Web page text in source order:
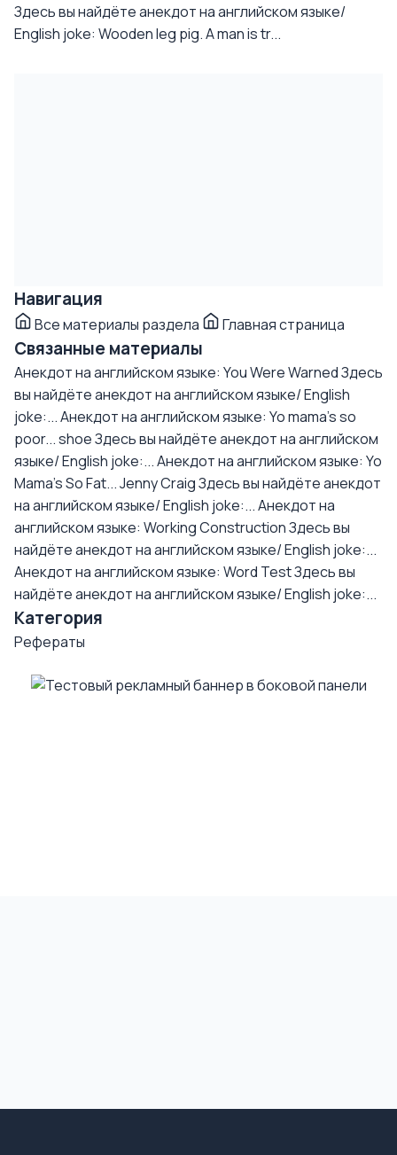
Здесь вы найдёте анекдот на английском языке/
English joke: Wooden leg pig. A man is tr...
Навигация
Все материалы раздела Главная страница
Связанные материалы
Анекдот на английском языке: You Were WarnedЗдесь
вы найдёте анекдот на английском языке/ English
joke:...Анекдот на английском языке: Yo mama's so
poor... shoeЗдесь вы найдёте анекдот на английском
языке/ English joke:...Анекдот на английском языке: Yo
Mama's So Fat... Jenny CraigЗдесь вы найдёте анекдот
на английском языке/ English joke:...Анекдот на
английском языке: Working ConstructionЗдесь вы
найдёте анекдот на английском языке/ English joke:...
Анекдот на английском языке: Word TestЗдесь вы
найдёте анекдот на английском языке/ English joke:...
Категория
Рефераты